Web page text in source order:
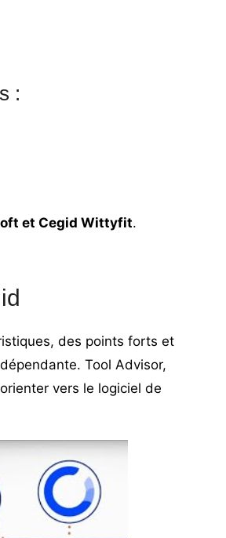
:
et Cegid Wittyfit.
des points forts et
Tool Advisor,
vers le logiciel de